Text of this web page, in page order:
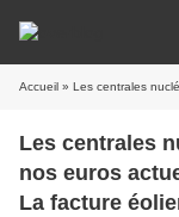
Accueil » Les centrales nucléaires , c’est 100
Les centrales
nos euros
La facture